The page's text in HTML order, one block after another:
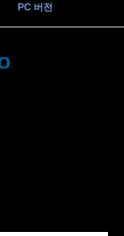
PC 버전